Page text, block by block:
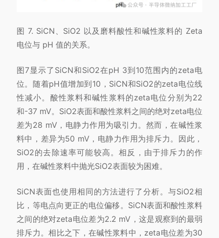
图 7. SiCN、SiO2 以及磨料酸性和碱性浆料的 Zeta
电位与 pH 值的关系。
图7显示了SiCN和SiO2在pH 3到10范围内的zeta电
位。随着pH值增加到10，SiCN和SiO2的zeta电位线
性减小。酸性浆料和碱性浆料的zeta电位分别为22
和-37 mV。SiO2表面和酸性浆料之间的绝对zeta电位
差为28 mV，电静力作用为吸引力。然而，在碱性浆
料中，差异为50 mV，电静力作用为排斥力。因此，
SiO2的去除速率可能较高。相反，由于排斥力的作
用，在碱性浆料中抛光SiO2表面较为困难。
SiCN表面也使用相同的方法进行了分析。与SiO2相
比，等电点向更正的电位偏移。SiCN表面和酸性浆料
之间的绝对zeta电位差为2.2 mV，这是观察到的最弱
排斥力。相比之下，在碱性浆料中，zeta电位差为30